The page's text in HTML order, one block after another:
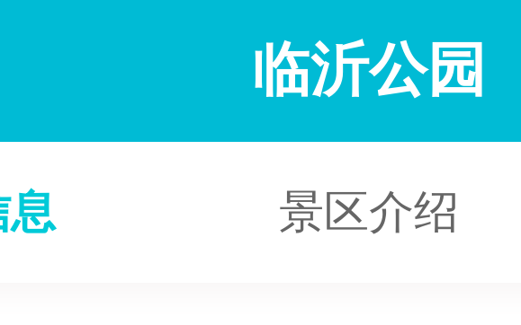
临沂公园
息 景区介绍